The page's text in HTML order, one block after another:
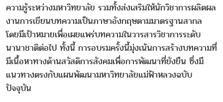
ความรู้ระหว่างมหาวิทยาลัย รวมทั้งส่งเสริมให้นักวิชาการผลิตผล
งานการเขียนบทความเป็นภาษาอังกฤษตามมาตรฐานสากล
โดยมีเป้าหมายเพื่อเผยแพร่บทความในวารสารวิชาการระดับ
นานาชาติต่อไป ทั้งนี้ การอบรมครั้งนี้มุ่งเน้นการสร้างบทความที่
มีเนื้อหาทางด้านสวัสดิการสังคมเพื่อการพัฒนาที่ยังยืน ซึ่งมี
แนวทางตรงกับแผนพัฒนามหาวิทยาลัยแม่ฟ้าหลวงฉบับ
ปัจจุบัน